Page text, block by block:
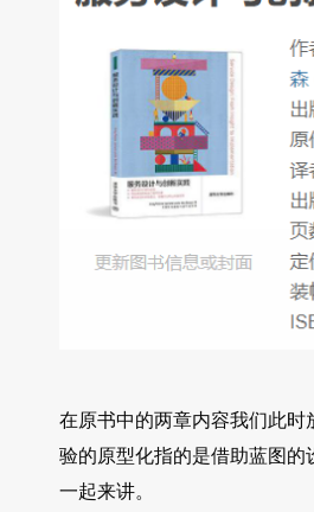
在原书中的两章内容我们此
验的原型化指的是借助蓝图
一起来讲。